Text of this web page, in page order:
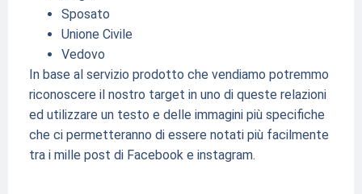
Sposato
Unione Civile
Vedovo
In base al servizio prodotto che vendiamo potremmo
riconoscere il nostro target in uno di queste relazioni
ed utilizzare un testo e delle immagini più specifiche
che ci permetteranno di essere notati più facilmente
tra i mille post di Facebook e instagram.